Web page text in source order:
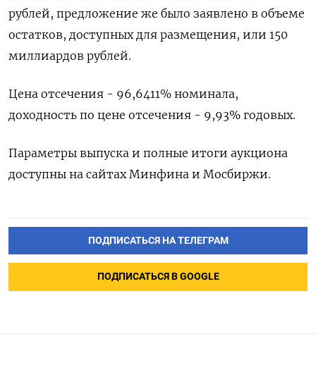
рублей, предложение же было заявлено в объеме
остатков, доступных для размещения, или 150
миллиардов рублей.
Цена отсечения - 96,6411% номинала,
доходность по цене отсечения - 9,93% годовых.
Параметры выпуска и полные итоги аукциона
доступны на сайтах Минфина и Мосбиржи.
ПОДПИСАТЬСЯ НА ТЕЛЕГРАМ
ПОДПИСАТЬСЯ В GOOGLE